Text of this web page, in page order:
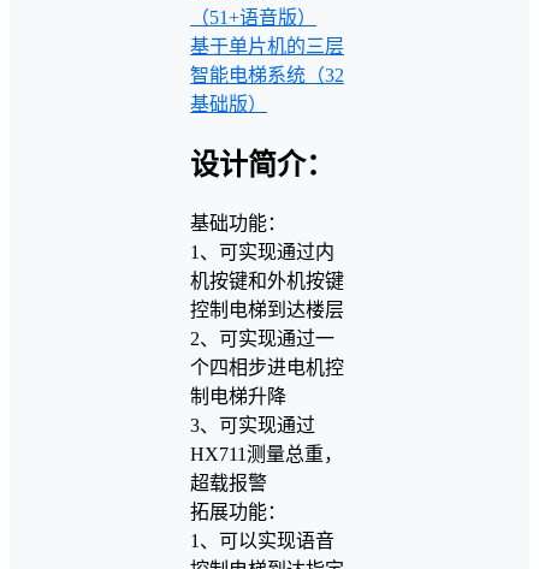
（51+语音版）
基于单片机的三层
智能电梯系统（32
基础版）
设计简介：
基础功能：
1、可实现通过内
机按键和外机按键
控制电梯到达楼层
2、可实现通过一
个四相步进电机控
制电梯升降
3、可实现通过
HX711测量总重，
超载报警
拓展功能：
1、可以实现语音